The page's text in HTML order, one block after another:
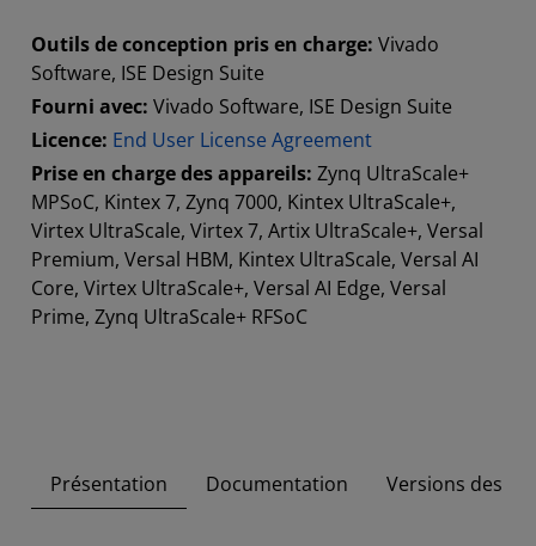
Outils de conception pris en charge: Vivado
Software, ISE Design Suite
Fourni avec: Vivado Software, ISE Design Suite
Licence: End User License Agreement
Prise en charge des appareils: Zynq UltraScale+
MPSoC, Kintex 7, Zynq 7000, Kintex UltraScale+,
Virtex UltraScale, Virtex 7, Artix UltraScale+, Versal
Premium, Versal HBM, Kintex UltraScale, Versal AI
Core, Virtex UltraScale+, Versal AI Edge, Versal
Prime, Zynq UltraScale+ RFSoC
Présentation Documentation Versions des